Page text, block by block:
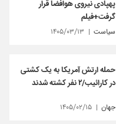
پهپادی نیروی هوافضا قرار
گرفت+فیلم
سیاست ۱۴۰۵/۰۳/۱۳
حمله ارتش آمریکا به یک کشتی
در کارائیب/۲ نفر کشته شدند
جهان ۱۴۰۵/۰۲/۱۵